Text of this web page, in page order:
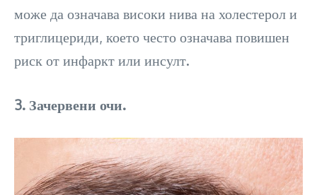
може да означава високи нива на холестерол и
триглицериди, което често означава повишен
риск от инфаркт или инсулт.
3. Зачервени очи.